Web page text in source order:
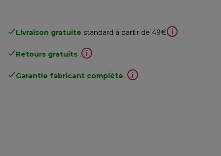
Livraison gratuite standard à partir de 49€
Retours gratuits .
Garantie fabricant complète .